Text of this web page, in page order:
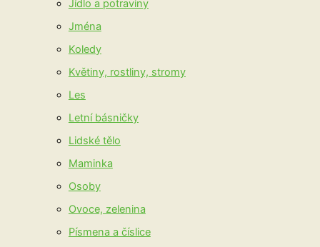
Jídlo a potraviny
Jména
Koledy
Květiny, rostliny, stromy
Les
Letní básničky
Lidské tělo
Maminka
Osoby
Ovoce, zelenina
Písmena a číslice